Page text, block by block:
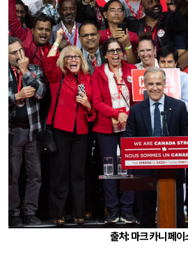
출처: 마크 카니 페이